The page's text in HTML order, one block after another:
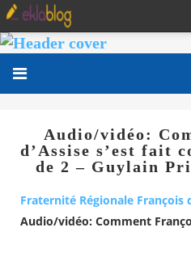
Audio/vidéo:
d’Assise s’est fait
de 2 – Guylain
Fraternité Régionale François
Audio/vidéo: Comment